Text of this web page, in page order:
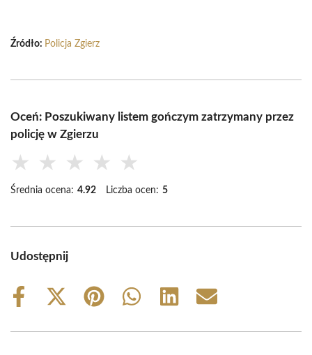
Źródło: Policja Zgierz
Oceń: Poszukiwany listem gończym zatrzymany przez
policję w Zgierzu
★ ★ ★ ★ ★
Średnia ocena: 4.92 Liczba ocen: 5
Udostępnij
Share
Share
(Twitter)
Share
Share
Share
Share